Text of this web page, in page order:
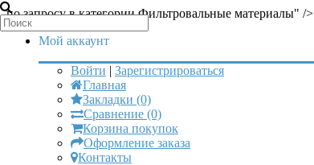
по запросу в категории Фильтровальные материалы" />
Мой аккаунт
Войти | Зарегистрироваться
Главная
Закладки (0)
Сравнение (0)
Корзина покупок
Оформление заказа
Контакты